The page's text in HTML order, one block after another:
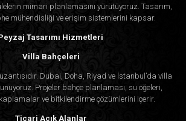
mimari planlamasını yürütüyoruz. Tasarım,
mühendisliği ve erişim sistemlerini kapsar.
Tasarımı Hizmetleri
Villa Bahçeleri
Dubai, Doha, Riyad ve İstanbul’da villa
Projeler bahçe planlaması, su öğeleri,
ve bitkilendirme çözümlerini içerir.
Ticari Açık Alanlar